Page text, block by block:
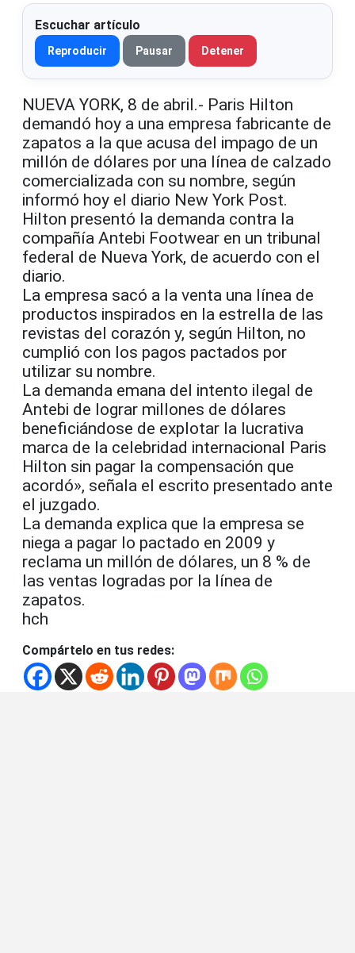
Escuchar artículo
Reproducir Pausar Detener
NUEVA YORK, 8 de abril.- Paris Hilton
demandó hoy a una empresa fabricante de
zapatos a la que acusa del impago de un
millón de dólares por una línea de calzado
comercializada con su nombre, según
informó hoy el diario New York Post.
Hilton presentó la demanda contra la
compañía Antebi Footwear en un tribunal
federal de Nueva York, de acuerdo con el
diario.
La empresa sacó a la venta una línea de
productos inspirados en la estrella de las
revistas del corazón y, según Hilton, no
cumplió con los pagos pactados por
utilizar su nombre.
La demanda emana del intento ilegal de
Antebi de lograr millones de dólares
beneficiándose de explotar la lucrativa
marca de la celebridad internacional Paris
Hilton sin pagar la compensación que
acordó», señala el escrito presentado ante
el juzgado.
La demanda explica que la empresa se
niega a pagar lo pactado en 2009 y
reclama un millón de dólares, un 8 % de
las ventas logradas por la línea de
zapatos.
hch
Compártelo en tus redes: